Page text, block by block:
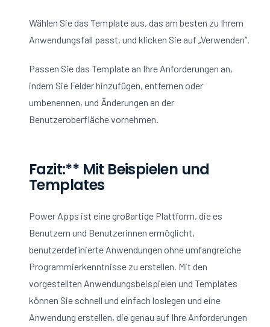
Wählen Sie das Template aus, das am besten zu Ihrem
Anwendungsfall passt, und klicken Sie auf „Verwenden“.
Passen Sie das Template an Ihre Anforderungen an,
indem Sie Felder hinzufügen, entfernen oder
umbenennen, und Änderungen an der
Benutzeroberfläche vornehmen.
Fazit:** Mit Beispielen und
Templates
Power Apps ist eine großartige Plattform, die es
Benutzern und Benutzerinnen ermöglicht,
benutzerdefinierte Anwendungen ohne umfangreiche
Programmierkenntnisse zu erstellen. Mit den
vorgestellten Anwendungsbeispielen und Templates
können Sie schnell und einfach loslegen und eine
Anwendung erstellen, die genau auf Ihre Anforderungen